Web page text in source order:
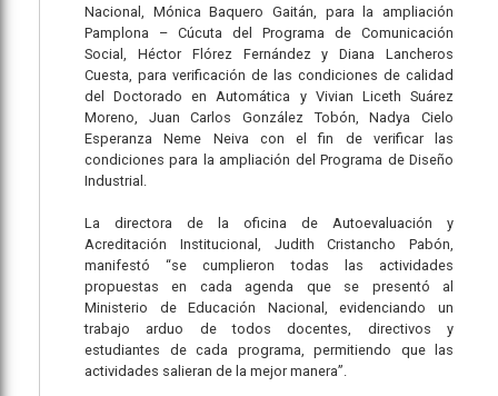
Nacional, Mónica Baquero Gaitán, para la ampliación
Pamplona – Cúcuta del Programa de Comunicación
Social, Héctor Flórez Fernández y Diana Lancheros
Cuesta, para verificación de las condiciones de calidad
del Doctorado en Automática y Vivian Liceth Suárez
Moreno, Juan Carlos González Tobón, Nadya Cielo
Esperanza Neme Neiva con el fin de verificar las
condiciones para la ampliación del Programa de Diseño
Industrial.
La directora de la oficina de Autoevaluación y
Acreditación Institucional, Judith Cristancho Pabón,
manifestó “se cumplieron todas las actividades
propuestas en cada agenda que se presentó al
Ministerio de Educación Nacional, evidenciando un
trabajo arduo de todos docentes, directivos y
estudiantes de cada programa, permitiendo que las
actividades salieran de la mejor manera”.